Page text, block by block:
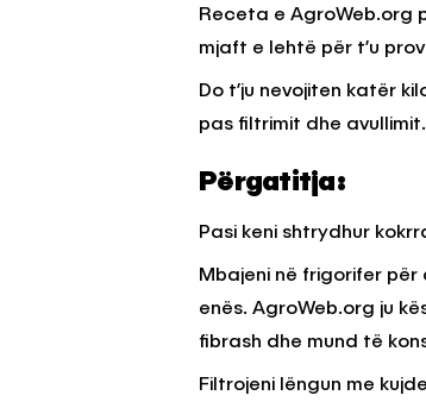
Receta e AgroWeb.org
mjaft e lehtë për t’u
Do t’ju nevojiten katër
pas filtrimit dhe avullimit.
Përgatitja:
Pasi keni shtrydhur
Mbajeni në frigorifer
enës. AgroWeb.org ju
fibrash dhe mund të
Filtrojeni lëngun me